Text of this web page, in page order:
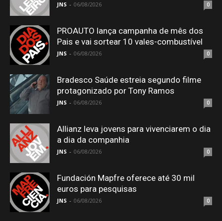
JNS - 06/08/2026 0
PROAUTO lança campanha de mês dos
Pais e vai sortear 10 vales-combustível
JNS - 06/08/2026 0
Bradesco Saúde estreia segundo filme
protagonizado por Tony Ramos
JNS - 06/08/2026 0
Allianz leva jovens para vivenciarem o dia
a dia da companhia
JNS - 06/08/2026 0
Fundación Mapfre oferece até 30 mil
euros para pesquisas
JNS - 06/08/2026 0